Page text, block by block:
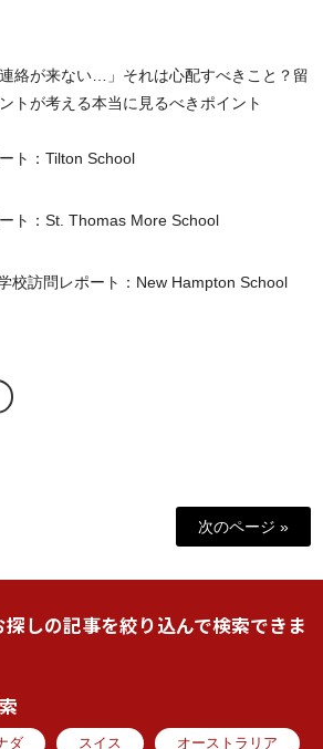
連絡が来ない…」それは心配すべきこと？留
トが考える本当に見るべきポイント
ト：Tilton School
ト：St. Thomas More School
校訪問レポート：New Hampton School
次のページ »
しの記事を絞り込んで検索できま
ダ スイス オーストラリア